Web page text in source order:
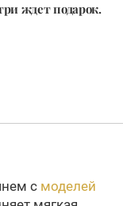
ждет подарок.
с моделей